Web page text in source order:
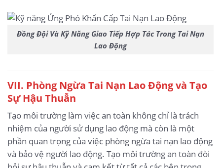
Đồng Đội Và Kỹ Năng Giao Tiếp Hợp Tác Trong Tai Nạn
Lao Động
VII. Phòng Ngừa Tai Nạn Lao Động và Tạo
Sự Hậu Thuẫn
Tạo môi trường làm việc an toàn không chỉ là trách
nhiệm của người sử dụng lao động mà còn là một
phần quan trọng của việc phòng ngừa tai nạn lao động
và bảo vệ người lao động. Tạo môi trường an toàn đòi